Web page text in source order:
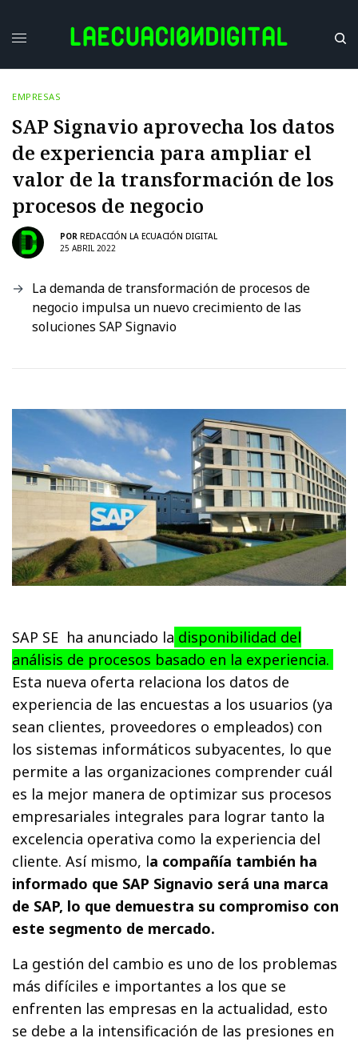
EMPRESAS
SAP Signavio aprovecha los datos
de experiencia para ampliar el
valor de la transformación de los
procesos de negocio
POR REDACCIÓN LA ECUACIÓN DIGITAL
25 ABRIL 2022
La demanda de transformación de procesos de
negocio impulsa un nuevo crecimiento de las
soluciones SAP Signavio
SAP SE ha anunciado la disponibilidad del
análisis de procesos basado en la experiencia.
Esta nueva oferta relaciona los datos de
experiencia de las encuestas a los usuarios (ya
sean clientes, proveedores o empleados) con
los sistemas informáticos subyacentes, lo que
permite a las organizaciones comprender cuál
es la mejor manera de optimizar sus procesos
empresariales integrales para lograr tanto la
excelencia operativa como la experiencia del
cliente. Así mismo, la compañía también ha
informado que SAP Signavio será una marca
de SAP, lo que demuestra su compromiso con
este segmento de mercado.
La gestión del cambio es uno de los problemas
más difíciles e importantes a los que se
enfrenten las empresas en la actualidad, esto
se debe a la intensificación de las presiones en